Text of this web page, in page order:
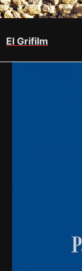
El Grifilm